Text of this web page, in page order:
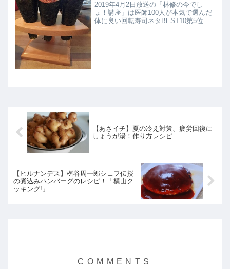
2019年4月2日放送の「林修の今でし
ょ！講座」は医師100人が本気で選んだ
体に良い回転寿司ネタBEST10第5位は
【あさイチ】夏の冷え対策、疲労回復に
しょうが湯！作り方レシピ
【ヒルナンデス】桝谷周一郎シェフ伝授
の煮込みハンバーグのレシピ！「横山ク
ッキング!」